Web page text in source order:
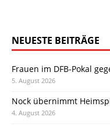
NEUESTE BEITRÄGE
Frauen im DFB-Pokal
5. August 2026
Nock übernimmt
4. August 2026